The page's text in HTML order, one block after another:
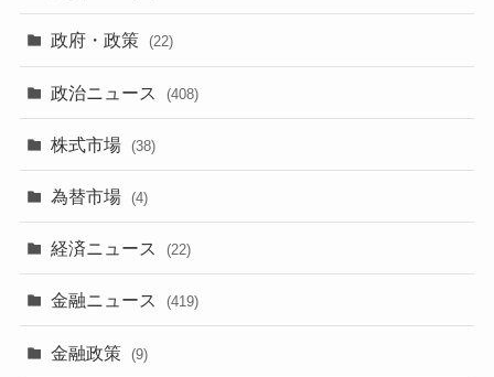
政府・政策 (22)
政治ニュース (408)
株式市場 (38)
為替市場 (4)
経済ニュース (22)
金融ニュース (419)
金融政策 (9)